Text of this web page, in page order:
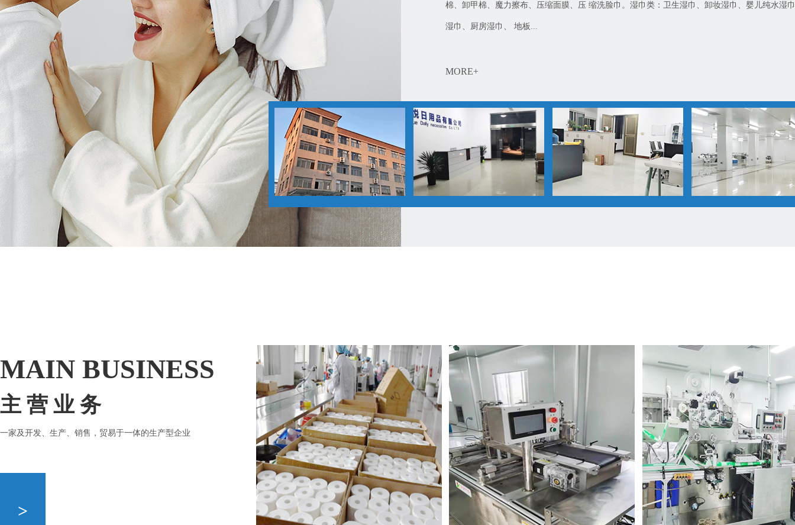
棉、卸甲棉、魔力擦布、压缩面膜、压 缩洗脸巾。湿巾类：卫生湿巾、卸妆湿巾、婴儿纯水湿
湿巾、厨房湿巾、 地板...
MORE+
MAIN BUSINESS
主 营 业 务
一家及开发、生产、销售，贸易于一体的生产型企业
>